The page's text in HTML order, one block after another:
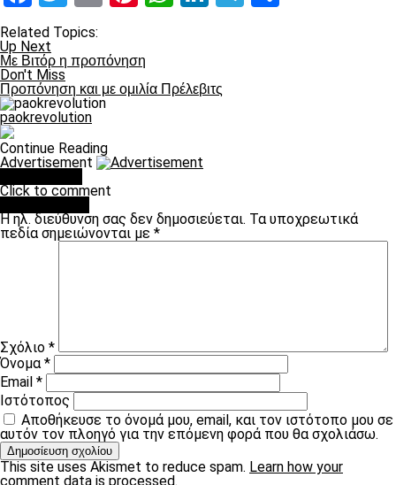
Related Topics:
Up Next
Με Βιτόρ η προπόνηση
Don't Miss
Προπόνηση και με ομιλία Πρέλεβιτς
paokrevolution
Continue Reading
Advertisement
Click to comment
Η ηλ. διεύθυνση σας δεν δημοσιεύεται. Τα υποχρεωτικά
πεδία σημειώνονται με *
Σχόλιο *
Όνομα*
Email *
Ιστότοπος
Αποθήκευσε το όνομά μου, email, και τον ιστότοπο μου σε
αυτόν τον πλοηγό για την επόμενη φορά που θα σχολιάσω.
This site uses Akismet to reduce spam. Learn how your
comment data is processed.